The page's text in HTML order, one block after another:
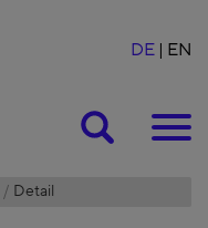
DE EN
Detail